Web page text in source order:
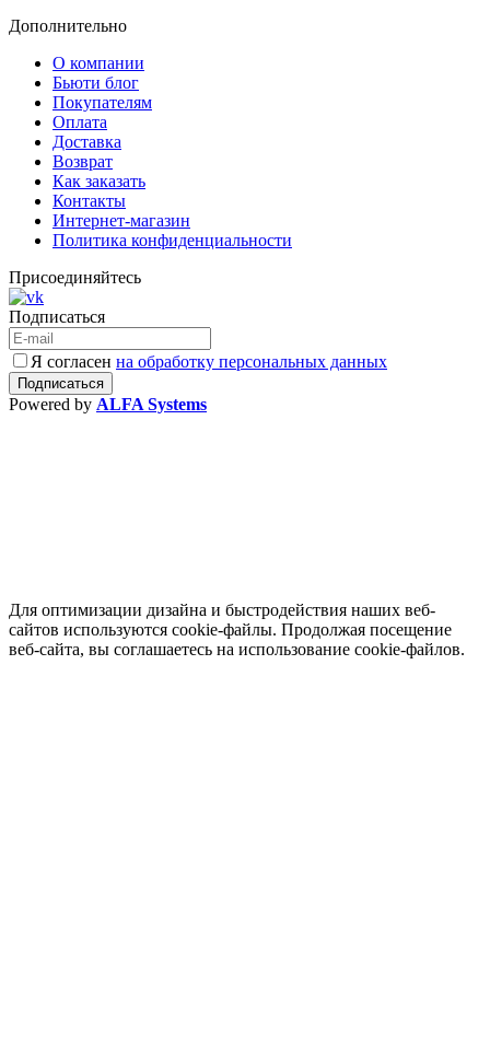
Дополнительно
О компании
Бьюти блог
Покупателям
Оплата
Доставка
Возврат
Как заказать
Контакты
Интернет-магазин
Политика конфиденциальности
Присоединяйтесь
Подписаться
Я согласен на обработку персональных данных
Powered by ALFA Systems
Для оптимизации дизайна и быстродействия наших веб-
сайтов используются cookie-файлы. Продолжая посещение
веб-сайта, вы соглашаетесь на использование cookie-файлов.